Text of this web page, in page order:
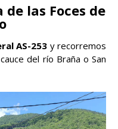
las Foces de
AS-253 y recorremos
del río Braña o San